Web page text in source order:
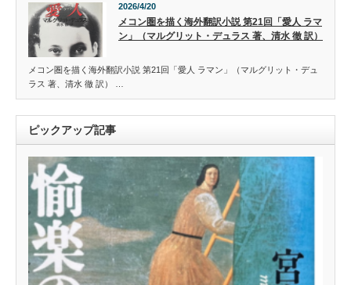
2026/4/20
メコン圏を描く海外翻訳小説 第21回「愛人 ラマ
ン」（マルグリット・デュラス 著、清水 徹 訳）
メコン圏を描く海外翻訳小説 第21回「愛人 ラマン」（マルグリット・デュ
ラス 著、清水 徹 訳） …
ピックアップ記事